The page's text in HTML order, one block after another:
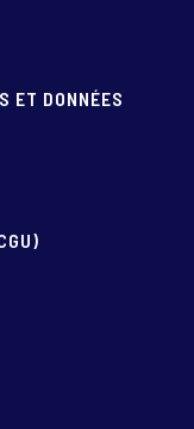
ET DONNÉES